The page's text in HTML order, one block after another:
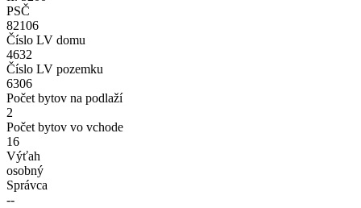
PSČ
82106
Číslo LV domu
4632
Číslo LV pozemku
6306
Počet bytov na podlaží
2
Počet bytov vo vchode
16
Výťah
osobný
Správca
--